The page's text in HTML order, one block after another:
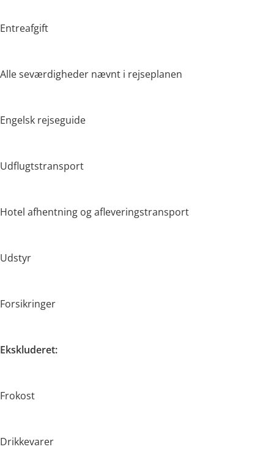
Entreafgift
Alle seværdigheder nævnt i rejseplanen
Engelsk rejseguide
Udflugtstransport
Hotel afhentning og afleveringstransport
Udstyr
Forsikringer
Ekskluderet:
Frokost
Drikkevarer